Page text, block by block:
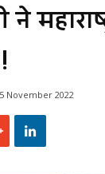
ने
November 2022